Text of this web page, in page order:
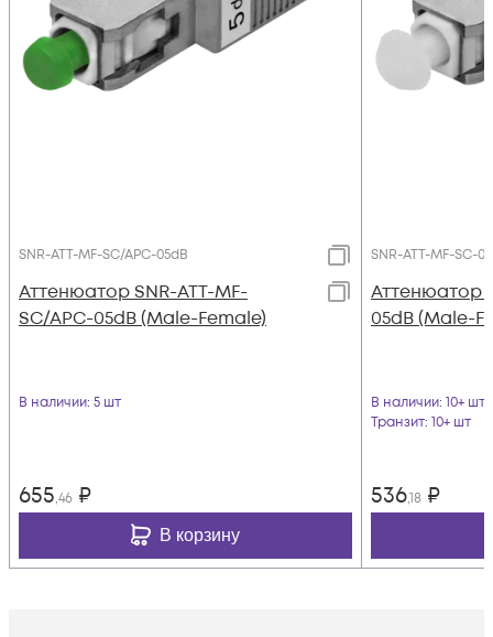
SNR-ATT-MF-SC/APC-05dB
Аттенюатор SNR-ATT-MF-
SC/APC-05dB (Male-Female)
В наличии: 5 шт
655,46 ₽
В корзину
SNR-ATT-MF-SC-
Аттенюатор
05dB (Male-
В наличии: 10+ шт
Транзит: 10+ шт
536,18 ₽